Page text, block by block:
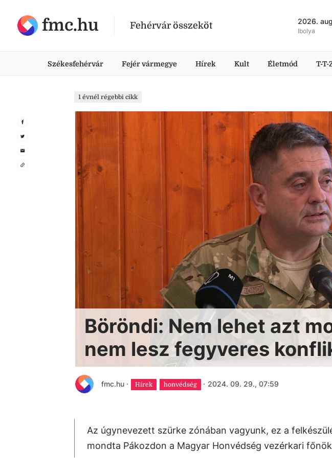
fmc.hu Fehérvár összeköt 2026.
Ibolya
Székesfehérvár Fejér vármegye Hírek Kult Életmód T-T-
1 évnél régebbi cikk
Böröndi: Nem lehet azt
nem lesz fegyveres
fmc.hu · Hírek honvédség · 2024. 09. 29., 07:59
Az úgynevezett szürke zónában vagyunk, ez a
mondta Pákozdon a Magyar Honvédség vezérkari